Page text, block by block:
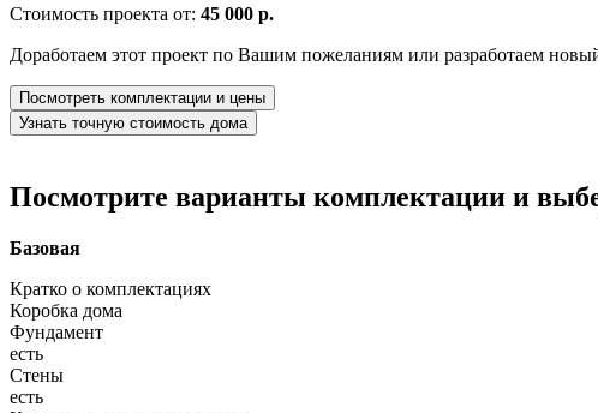
Стоимость проекта от: 45 000 р.
Доработаем этот проект по Вашим пожеланиям или разработаем
Посмотреть комплектации и цены
Узнать точную стоимость дома
Посмотрите варианты комплектации и
Базовая
Кратко о комплектациях
Коробка дома
Фундамент
есть
Стены
есть